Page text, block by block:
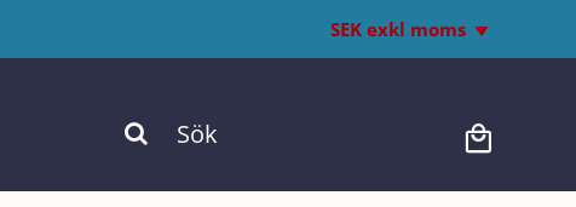
SEK exkl moms
efter: